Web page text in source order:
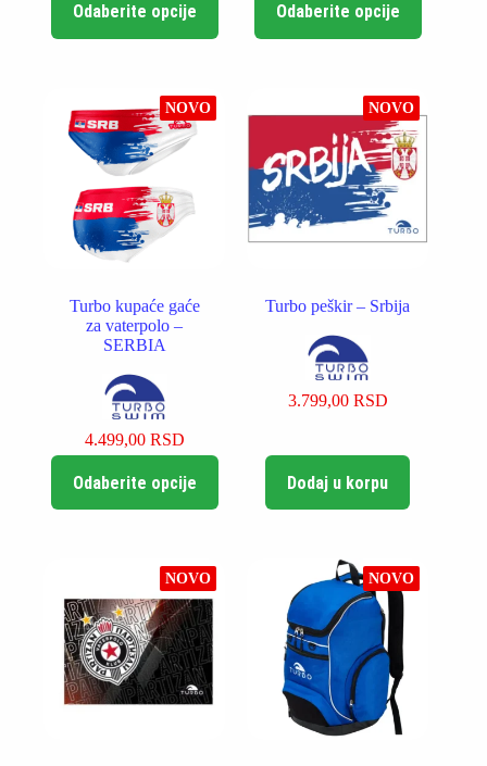
Odaberite opcije
proizvod
mogu
biti
izabrane
na
stranici
proizvoda.
Odaberite opcije
proizvod
mogu
biti
izabrane
na
stranici
proizvoda.
NOVO
Turbo kupaće gaće
za vaterpolo –
SERBIA
4.499,00 RSD
Odaberite opcije
proizvod
mogu
biti
izabrane
na
stranici
proizvoda.
NOVO
Turbo peškir – Srbija
3.799,00 RSD
Dodaj u korpu
NOVO NOVO